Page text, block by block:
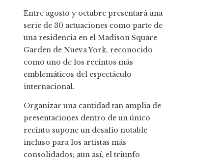
Entre agosto y octubre presentará una
serie de 30 actuaciones como parte de
una residencia en el Madison Square
Garden de Nueva York, reconocido
como uno de los recintos más
emblemáticos del espectáculo
internacional.
Organizar una cantidad tan amplia de
presentaciones dentro de un único
recinto supone un desafío notable
incluso para los artistas más
consolidados; aun así, el triunfo